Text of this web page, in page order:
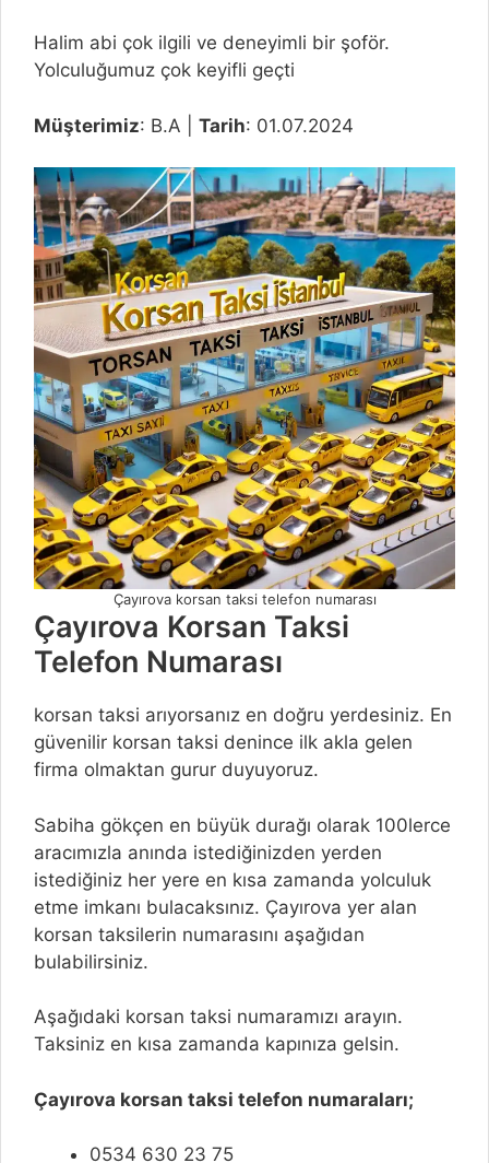
Halim abi çok ilgili ve deneyimli bir şoför.
Yolculuğumuz çok keyifli geçti
Müşterimiz: B.A | Tarih: 01.07.2024
Çayırova korsan taksi telefon numarası
Çayırova Korsan Taksi
Telefon Numarası
korsan taksi arıyorsanız en doğru yerdesiniz. En
güvenilir korsan taksi denince ilk akla gelen
firma olmaktan gurur duyuyoruz.
Sabiha gökçen en büyük durağı olarak 100lerce
aracımızla anında istediğinizden yerden
istediğiniz her yere en kısa zamanda yolculuk
etme imkanı bulacaksınız. Çayırova yer alan
korsan taksilerin numarasını aşağıdan
bulabilirsiniz.
Aşağıdaki korsan taksi numaramızı arayın.
Taksiniz en kısa zamanda kapınıza gelsin.
Çayırova korsan taksi telefon numaraları;
0534 630 23 75